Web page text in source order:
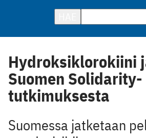
Hydroksiklorokiini
Suomen Solidarity-
tutkimuksesta
Suomessa jatketaan